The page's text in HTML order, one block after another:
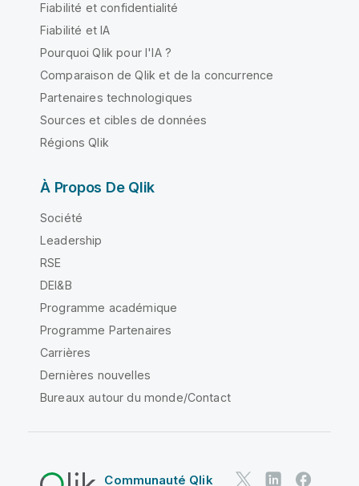
Fiabilité et confidentialité
Fiabilité et IA
Pourquoi Qlik pour l'IA ?
Comparaison de Qlik et de la concurrence
Partenaires technologiques
Sources et cibles de données
Régions Qlik
À Propos De Qlik
Société
Leadership
RSE
DEI&B
Programme académique
Programme Partenaires
Carrières
Dernières nouvelles
Bureaux autour du monde/Contact
Communauté Qlik